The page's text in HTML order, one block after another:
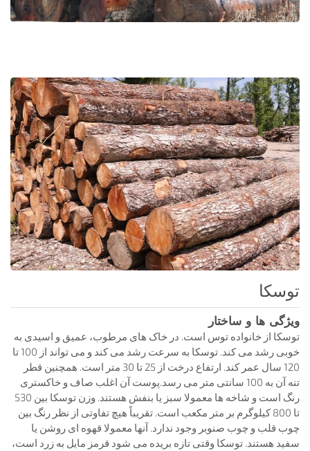
توسکا
ویژگی ها و ساختار
توسکا از خانواده توس است. در خاک های مرطوب، عمیق و اسیدی به
خوبی رشد می کند. توسکا به سرعت رشد می کند و می تواند از 100 تا
120 سال عمر کند. ارتفاع درخت از 25 تا 30 متر است. همچنین قطر
تنه آن به 100 سانتی متر می رسد.پوست آن اغلب صاف و خاکستری
رنگ است و شاخه ها معمولا سبز یا بنفش هستند. وزن توسکا بین 530
تا 800 کیلوگرم بر متر مکعب است. تقریباً هیچ تفاوتی از نظر رنگ بین
چوب قلب و چوب صنوبر وجود ندارد. آنها معمولا قهوه ای روشن یا
سفید هستند. توسکا وقتی تازه بریده می شود قرمز مایل به زرد است،